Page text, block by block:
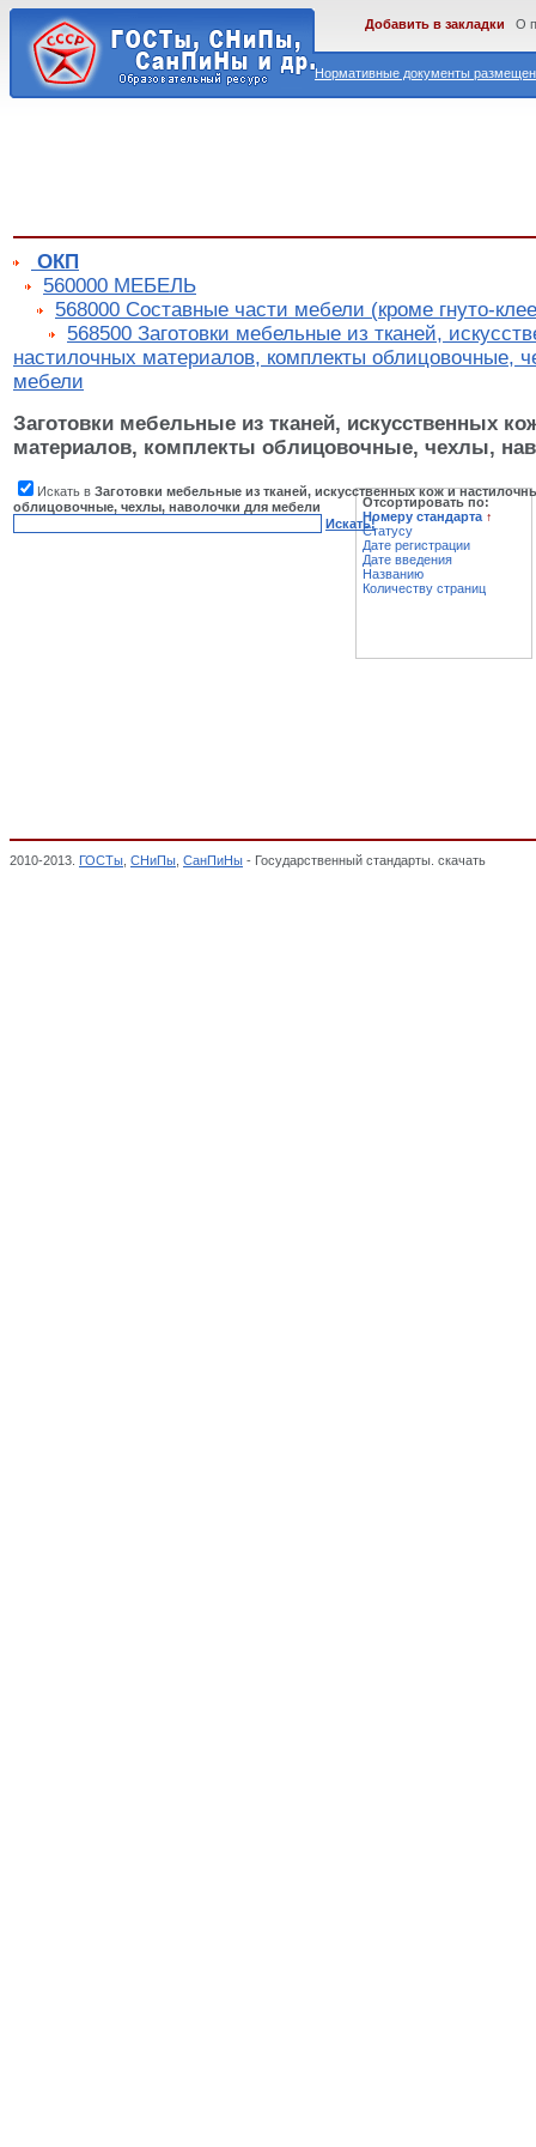
Нормативные документы
Добавить в закладки О
ОКП
560000 МЕБЕЛЬ
568000 Составные части мебели (кроме гнуто-
568500 Заготовки мебельные из тканей,
настилочных материалов, комплекты облицовочные,
мебели
Заготовки мебельные из тканей, искусственных
материалов, комплекты облицовочные, чехлы,
Искать в Заготовки мебельные из тканей, искусственных кож и
облицовочные, чехлы, наволочки для мебели
Искать!
Отсортировать по:
Номеру стандарта ↑
Статусу
Дате регистрации
Дате введения
Названию
Количеству страниц
2010-2013. ГОСТы СНиПы СанПиНы - Государственный стандарты. скачать